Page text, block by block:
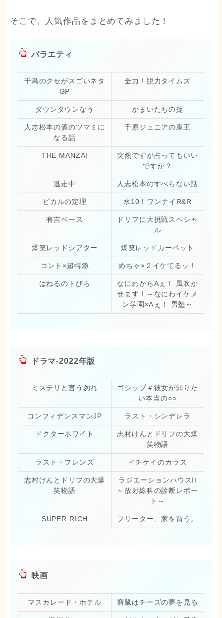
そこで、人気作品をまとめてみました！
バラエティ
千鳥のクセがスゴいネタ
GP
全力！脱力タイムズ
ダウンタウンなう かまいたちの掟
人志松本の酒のツマミに
なる話
千原ジュニアの座王
THE MANZAI
突然ですが占ってもいい
ですか？
逃走中 人志松本のすべらない話
ピカルの定理 水10！ワンナイR&R
有吉ベース
ドリフに大挑戦スペシャ
ル
爆笑レッドシアター 爆笑レッドカーペット
コント×超特急 めちゃ×２イケてるッ！
はねるのトびら
なにわからAぇ！ 風吹か
せます！～なにわイケメ
ン学園×Aぇ！ 男塾～
ドラマ-2022年版
ミステリと言う勿れ
ゴシップ＃彼女が知りた
い本当の○○
コンフィデンスマンJP ラスト・シンデレラ
ドクターホワイト
志村けんとドリフの大爆
笑物語
ラスト・フレンズ イチケイのカラス
志村けんとドリフの大爆
笑物語
ラジエーションハウスII
～放射線科の診断レポー
ト～
SUPER RICH フリーター、家を買う。
映画
マスカレード・ホテル 窮鼠はチーズの夢を見る